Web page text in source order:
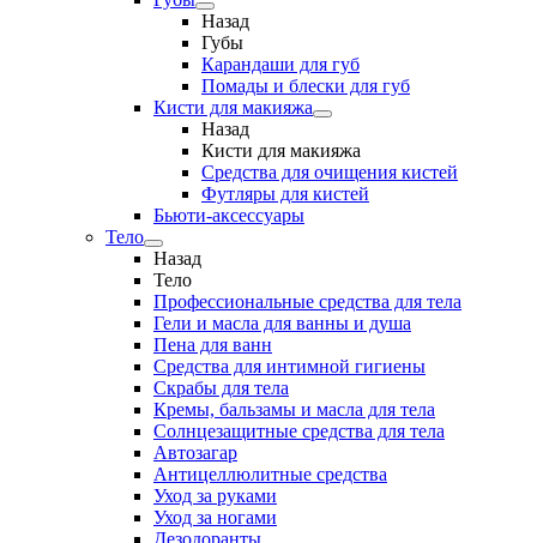
Назад
Губы
Карандаши для губ
Помады и блески для губ
Кисти для макияжа
Назад
Кисти для макияжа
Средства для очищения кистей
Футляры для кистей
Бьюти-аксессуары
Тело
Назад
Тело
Профессиональные средства для тела
Гели и масла для ванны и душа
Пена для ванн
Средства для интимной гигиены
Скрабы для тела
Кремы, бальзамы и масла для тела
Солнцезащитные средства для тела
Автозагар
Антицеллюлитные средства
Уход за руками
Уход за ногами
Дезодоранты